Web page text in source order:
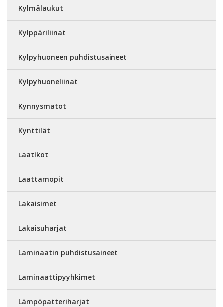
Kylmälaukut
Kylppäriliinat
Kylpyhuoneen puhdistusaineet
Kylpyhuoneliinat
Kynnysmatot
Kynttilät
Laatikot
Laattamopit
Lakaisimet
Lakaisuharjat
Laminaatin puhdistusaineet
Laminaattipyyhkimet
Lämpöpatteriharjat